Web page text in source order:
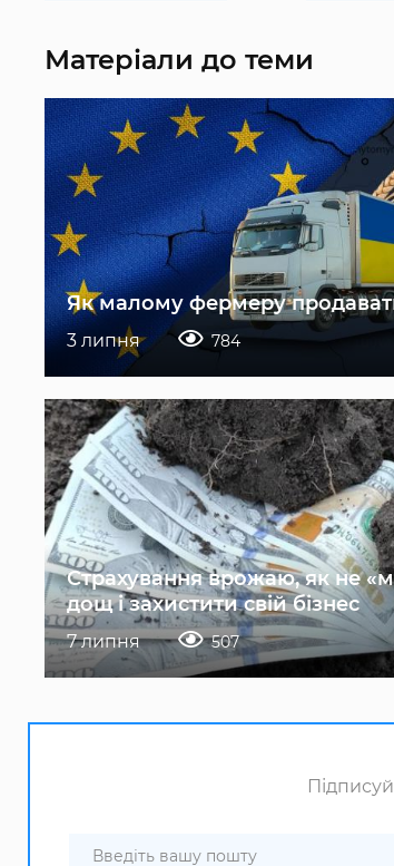
Матеріали до теми
Як малому фермеру
3 липня 784
Страхування врожаю, як не
дощ і захистити свій бізнес
7 липня 507